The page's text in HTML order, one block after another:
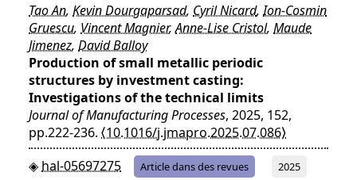
Tao An, Kevin Dourgaparsad, Cyril Nicard,Ion-Cosmin
Gruescu, Vincent Magnier,Anne-Lise Cristol, Maude
Jimenez, David Balloy
Production of small metallic periodic
structures by investment casting:
Investigations of the technical limits
Journal of Manufacturing Processes, 2025, 152,
pp.222-236. ⟨10.1016/j.jmapro.2025.07.086⟩
hal-05697275
Article dans des revues 2025